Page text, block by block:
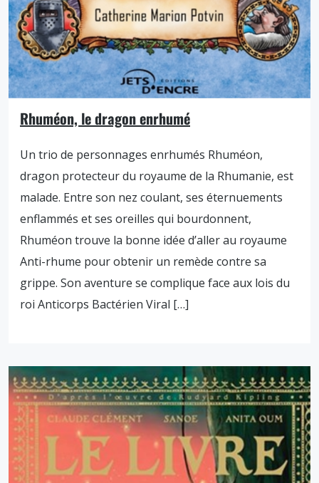
Rhuméon, le dragon enrhumé
Un trio de personnages enrhumés Rhuméon,
dragon protecteur du royaume de la Rhumanie, est
malade. Entre son nez coulant, ses éternuements
enflammés et ses oreilles qui bourdonnent,
Rhuméon trouve la bonne idée d’aller au royaume
Anti-rhume pour obtenir un remède contre sa
grippe. Son aventure se complique face aux lois du
roi Anticorps Bactérien Viral […]